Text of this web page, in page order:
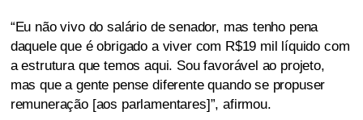
“Eu não vivo do salário de senador, mas tenho pena
daquele que é obrigado a viver com R$19 mil líquido com
a estrutura que temos aqui. Sou favorável ao projeto,
mas que a gente pense diferente quando se propuser
remuneração [aos parlamentares]”, afirmou.